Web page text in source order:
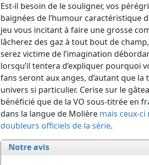
Est-il besoin de le souligner, vos
baignées de l’humour caractéristique
jeu vous incitant à faire une grosse
lâcherez des gaz à tout bout de
serez victime de l’imagination
lorsqu’il tentera d’expliquer pourquoi
fans seront aux anges, d’autant que
univers si particulier. Cerise sur le
bénéficié que de la VO sous-titrée en
dans la langue de Molière mais ceux-
doubleurs officiels de la série.
Notre avis